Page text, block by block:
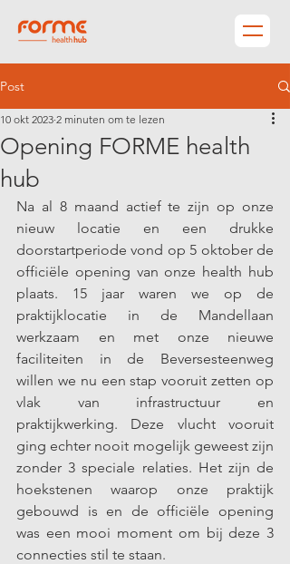
Post
Opening FORME health
hub
10 okt 2023 2 minuten om te lezen
Na al 8 maand actief te zijn op onze
nieuw locatie en een drukke
doorstartperiode vond op 5 oktober de
officiële opening van onze health hub
plaats. 15 jaar waren we op de
praktijklocatie in de Mandellaan
werkzaam en met onze nieuwe
faciliteiten in de Beversesteenweg
willen we nu een stap vooruit zetten op
vlak van infrastructuur en
praktijkwerking. Deze vlucht vooruit
ging echter nooit mogelijk geweest zijn
zonder 3 speciale relaties. Het zijn de
hoekstenen waarop onze praktijk
gebouwd is en de officiële opening
was een mooi moment om bij deze 3
connecties stil te staan.